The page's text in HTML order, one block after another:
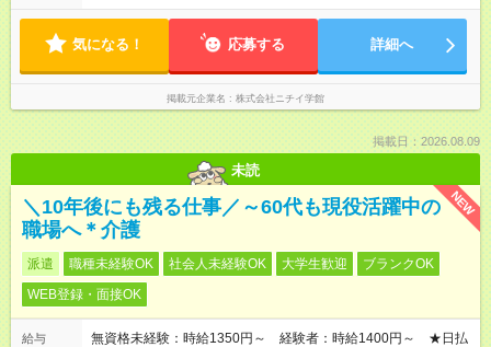
たは週4日勤務 ※勤務日数・就業時間については相談可 ※社会保
気になる！ 応募する 詳細へ
掲載元企業名 株式会社ニチイ学館
掲載日：2026.08.09
未読
NEW
＼10年後にも残る仕事／～60代も現役活躍中の
職場へ＊介護
派遣 職種未経験OK 社会人未経験OK 大学生歓迎
ブランクOK
WEB登録・面接OK
給与
無資格未経験：時給1350円～ 経験者：時給1400円～ ★日払